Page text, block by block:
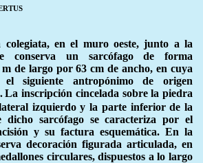
en el muro oeste, junto a la
conserva un sarcófago de forma
de largo por 63 cm de ancho, en cuya
siguiente antropónimo de origen
La inscripción cincelada sobre la piedra
izquierdo y la parte inferior de la
dicho sarcófago se caracteriza por el
y su factura esquemática. En la
decoración figurada articulada, en
circulares, dispuestos a lo largo